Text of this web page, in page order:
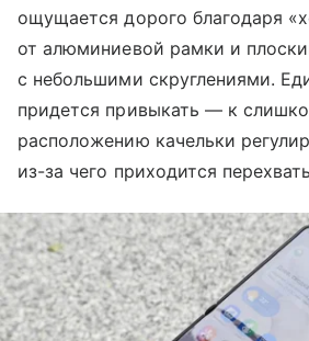
ощущается дорого благодаря
от алюминиевой рамки и
с небольшими скруглениями.
придется привыкать — к
расположению качельки
из-за чего приходится